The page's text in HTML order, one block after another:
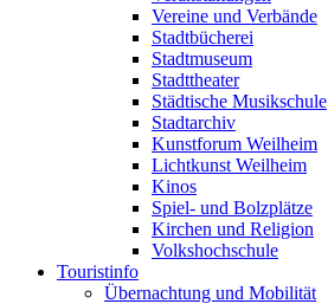
Vereine und Verbände
Stadtbücherei
Stadtmuseum
Stadttheater
Städtische Musikschule
Stadtarchiv
Kunstforum Weilheim
Lichtkunst Weilheim
Kinos
Spiel- und Bolzplätze
Kirchen und Religion
Volkshochschule
Touristinfo
Übernachtung und Mobilität